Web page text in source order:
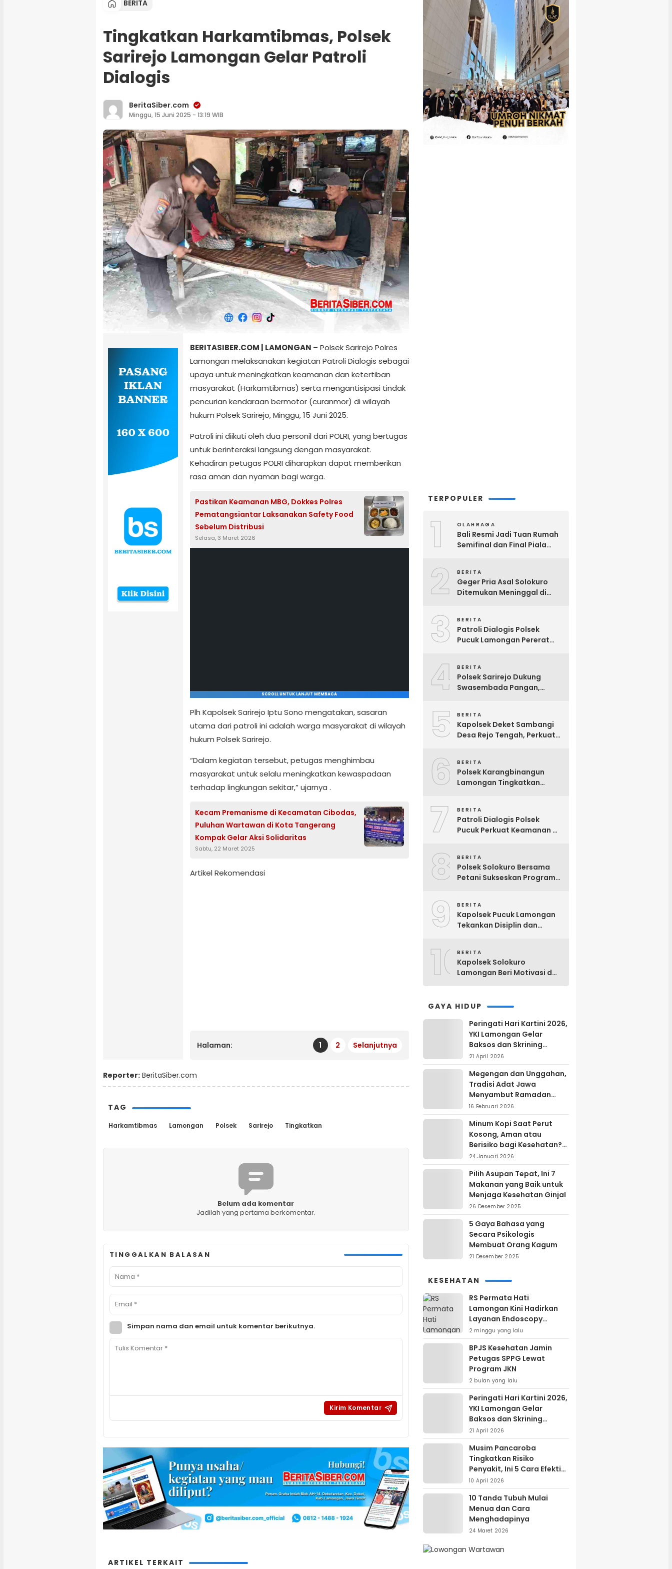
BERITA
Tingkatkan Harkamtibmas, Polsek
Sarirejo Lamongan Gelar Patroli
Dialogis
BeritaSiber.com
Minggu, 15 Juni 2025 - 13:19 WIB
BERITASIBER.COM | LAMONGAN – Polsek Sarirejo Polres
Lamongan melaksanakan kegiatan Patroli Dialogis sebagai
upaya untuk meningkatkan keamanan dan ketertiban
masyarakat (Harkamtibmas) serta mengantisipasi tindak
pencurian kendaraan bermotor (curanmor) di wilayah
hukum Polsek Sarirejo, Minggu, 15 Juni 2025.
Patroli ini diikuti oleh dua personil dari POLRI, yang bertugas
untuk berinteraksi langsung dengan masyarakat.
Kehadiran petugas POLRI diharapkan dapat memberikan
rasa aman dan nyaman bagi warga.
Pastikan Keamanan MBG, Dokkes Polres
Pematangsiantar Laksanakan Safety Food
Sebelum Distribusi
Selasa, 3 Maret 2026
SCROLL UNTUK LANJUT MEMBACA
Plh Kapolsek Sarirejo Iptu Sono mengatakan, sasaran
utama dari patroli ini adalah warga masyarakat di wilayah
hukum Polsek Sarirejo.
“Dalam kegiatan tersebut, petugas menghimbau
masyarakat untuk selalu meningkatkan kewaspadaan
terhadap lingkungan sekitar,” ujarnya .
Kecam Premanisme di Kecamatan Cibodas,
Puluhan Wartawan di Kota Tangerang
Kompak Gelar Aksi Solidaritas
Sabtu, 22 Maret 2025
Artikel Rekomendasi
Halaman: 1 2 Selanjutnya
Reporter: BeritaSiber.com
TAG
Harkamtibmas Lamongan Polsek Sarirejo Tingkatkan
Belum ada komentar
Jadilah yang pertama berkomentar.
TINGGALKAN BALASAN
Simpan nama dan email untuk komentar berikutnya.
ARTIKEL TERKAIT
TERPOPULER
1 OLAHRAGA
Bali Resmi Jadi Tuan Rumah
Semifinal dan Final Piala
2 BERITA
Geger Pria Asal Solokuro
Ditemukan Meninggal di
3 BERITA
Patroli Dialogis Polsek
Pucuk Lamongan Pererat
4 BERITA
Polsek Sarirejo Dukung
Swasembada Pangan,
Lamongan
5 BERITA
Kapolsek Deket Sambangi
Desa Rejo Tengah, Perkuat
Masyarakat yang Lebih Baik
6 BERITA
Polsek Karangbinangun
Lamongan Tingkatkan
Pencurian Mesin Diesel
7 BERITA
Patroli Dialogis Polsek
Pucuk Perkuat Keamanan di
8 BERITA
Polsek Solokuro Bersama
Petani Sukseskan Program
9 BERITA
Kapolsek Pucuk Lamongan
Tekankan Disiplin dan
10BERITA
Kapolsek Solokuro
Lamongan Beri Motivasi dan
RI
GAYA HIDUP
Peringati Hari Kartini 2026,
YKI Lamongan Gelar
Baksos dan Skrining
Kanker Serviks
21 April 2026
Megengan dan Unggahan,
Tradisi Adat Jawa
Menyambut Ramadan
yang Sarat Makna Filosofis
16 Februari 2026
Minum Kopi Saat Perut
Kosong, Aman atau
Berisiko bagi Kesehatan?
Ini Penjelasan Ahli
24 Januari 2026
Pilih Asupan Tepat, Ini 7
Makanan yang Baik untuk
Menjaga Kesehatan Ginjal
26 Desember 2025
5 Gaya Bahasa yang
Secara Psikologis
Membuat Orang Kagum
21 Desember 2025
KESEHATAN
RS Permata Hati
Lamongan Kini Hadirkan
Layanan Endoscopy
Modern, Begini
Keunggulannya
2 minggu yang lalu
BPJS Kesehatan Jamin
Petugas SPPG Lewat
Program JKN
2 bulan yang lalu
Peringati Hari Kartini 2026,
YKI Lamongan Gelar
Baksos dan Skrining
Kanker Serviks
21 April 2026
Musim Pancaroba
Tingkatkan Risiko
Penyakit, Ini 5 Cara Efektif
Menjaga Kesehatan
10 April 2026
10 Tanda Tubuh Mulai
Menua dan Cara
Menghadapinya
24 Maret 2026